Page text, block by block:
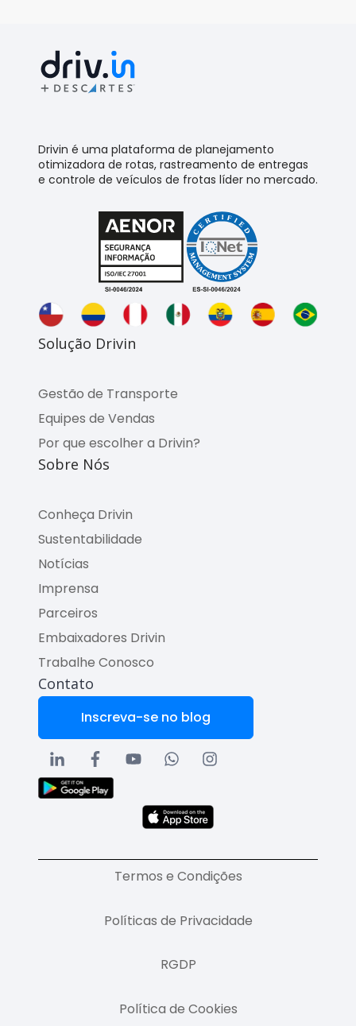
Drivin é uma plataforma de planejamento
otimizadora de rotas, rastreamento de entregas
e controle de veículos de frotas líder no mercado.
Solução Drivin
Gestão de Transporte
Equipes de Vendas
Por que escolher a Drivin?
Sobre Nós
Conheça Drivin
Sustentabilidade
Notícias
Imprensa
Parceiros
Embaixadores Drivin
Trabalhe Conosco
Contato
Inscreva-se no blog
Termos e Condições
Políticas de Privacidade
RGDP
Política de Cookies